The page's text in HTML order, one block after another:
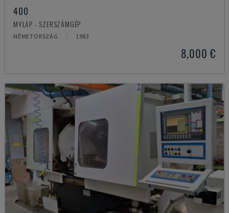
400
MYLÄP - SZERSZÁMGÉP
NÉMETORSZÁG 1983
8,000 €